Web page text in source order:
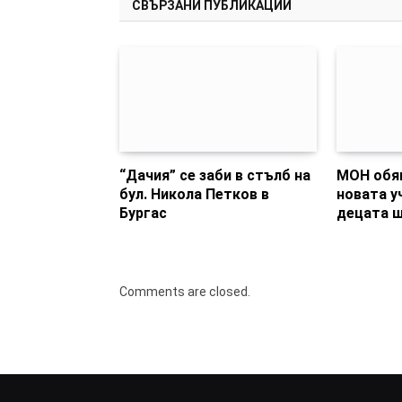
СВЪРЗАНИ ПУБЛИКАЦИИ
“Дачия” се заби в стълб на
бул. Никола Петков в
Бургас
МОН
новата
децата
Comments are closed.